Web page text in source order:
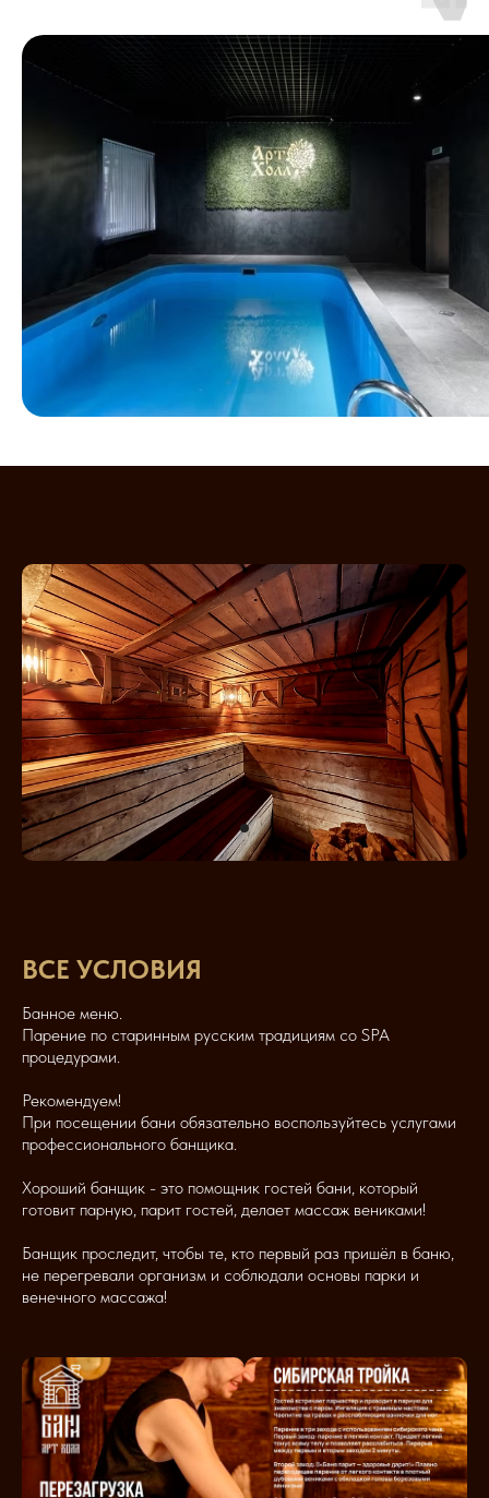
ВСЕ УСЛОВИЯ
Банное меню.
Парение по старинным русским традициям со SPA
процедурами.
Рекомендуем!
При посещении бани обязательно воспользуйтесь услугами
профессионального банщика.
Хороший банщик - это помощник гостей бани, который
готовит парную, парит гостей, делает массаж вениками!
Банщик проследит, чтобы те, кто первый раз пришёл в баню,
не перегревали организм и соблюдали основы парки и
венечного массажа!